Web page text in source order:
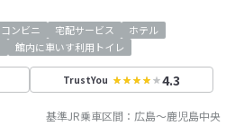
コンビニ 宅配サービス
ホテル
館内に車いす利用トイレ
TrustYou 4.3
基準JR乗車区間： 広島～鹿児島中央